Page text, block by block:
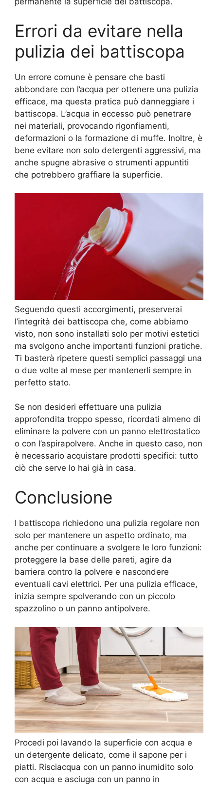
Errori da evitare nella
pulizia dei battiscopa
Un errore comune è pensare che basti
abbondare con l’acqua per ottenere una pulizia
efficace, ma questa pratica può danneggiare i
battiscopa. L’acqua in eccesso può penetrare
nei materiali, provocando rigonfiamenti,
deformazioni o la formazione di muffe. Inoltre, è
bene evitare non solo detergenti aggressivi, ma
anche spugne abrasive o strumenti appuntiti
che potrebbero graffiare la superficie.
Seguendo questi accorgimenti, preserverai
l’integrità dei battiscopa che, come abbiamo
visto, non sono installati solo per motivi estetici
ma svolgono anche importanti funzioni pratiche.
Ti basterà ripetere questi semplici passaggi una
o due volte al mese per mantenerli sempre in
perfetto stato.
Se non desideri effettuare una pulizia
approfondita troppo spesso, ricordati almeno di
eliminare la polvere con un panno elettrostatico
o con l’aspirapolvere. Anche in questo caso, non
è necessario acquistare prodotti specifici: tutto
ciò che serve lo hai già in casa.
Conclusione
I battiscopa richiedono una pulizia regolare non
solo per mantenere un aspetto ordinato, ma
anche per continuare a svolgere le loro funzioni:
proteggere la base delle pareti, agire da
barriera contro la polvere e nascondere
eventuali cavi elettrici. Per una pulizia efficace,
inizia sempre spolverando con un piccolo
spazzolino o un panno antipolvere.
Procedi poi lavando la superficie con acqua e
un detergente delicato, come il sapone per i
piatti. Risciacqua con un panno inumidito solo
con acqua e asciuga con un panno in